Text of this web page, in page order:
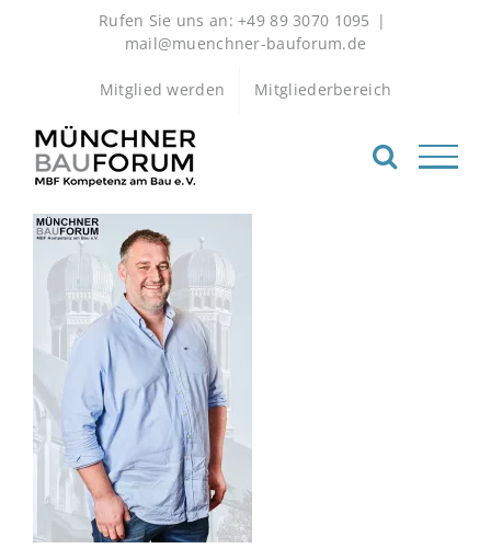
Rufen Sie uns an: +49 89 3070 1095 |
mail@muenchner-bauforum.de
Mitglied werden Mitgliederbereich